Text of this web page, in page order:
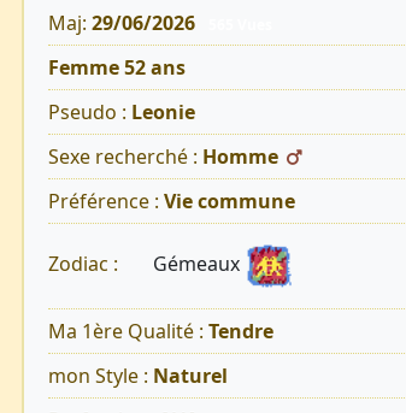
Maj: 29/06/2026
Femme 52 ans
Pseudo : Leonie
Sexe recherché : Homme
Préférence : Vie commune
Zodiac : Gémeaux
Ma 1ère Qualité : Tendre
mon Style : Naturel